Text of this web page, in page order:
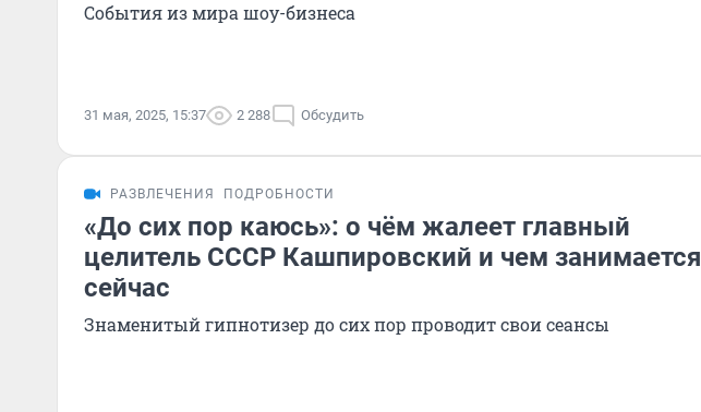
События из мира шоу-бизнеса
31 мая, 2025, 15:37 2 288 Обсудить
РАЗВЛЕЧЕНИЯ ПОДРОБНОСТИ
«До сих пор каюсь»: о чём жалеет главный
целитель СССР Кашпировский и чем занимается
сейчас
Знаменитый гипнотизер до сих пор проводит свои сеансы